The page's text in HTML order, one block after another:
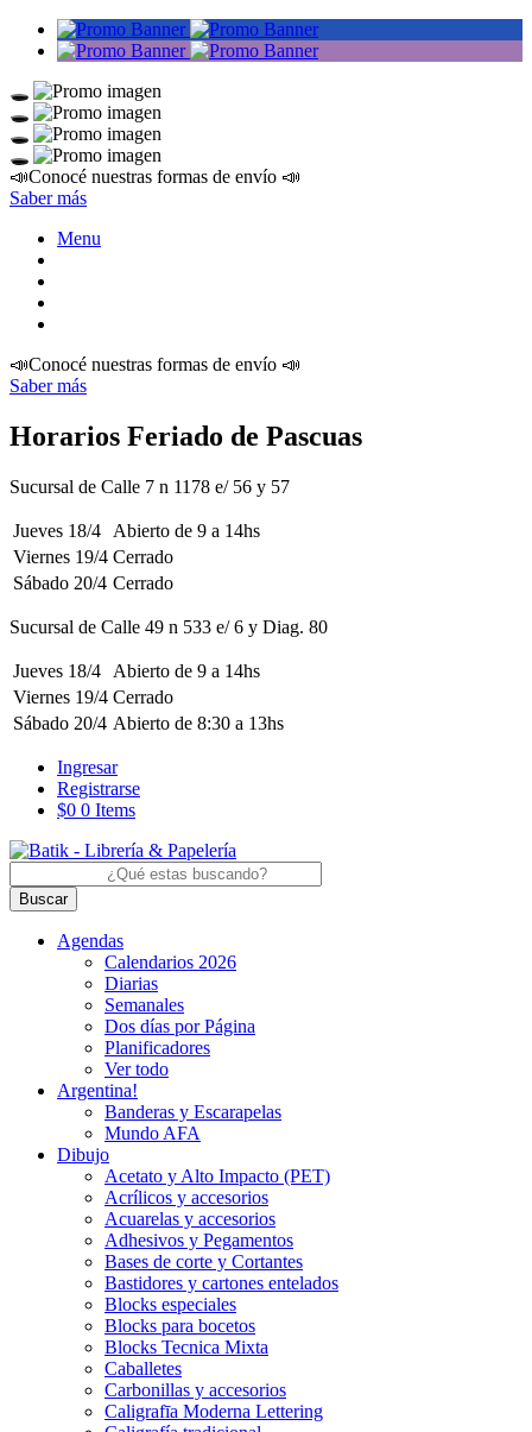
📣Conocé nuestras formas de envío 📣
Saber más
Menu
📣Conocé nuestras formas de envío 📣
Saber más
Horarios Feriado de Pascuas
Sucursal de Calle 7 n 1178 e/ 56 y 57
Jueves 18/4 Abierto de 9 a 14hs
Viernes 19/4 Cerrado
Sábado 20/4 Cerrado
Sucursal de Calle 49 n 533 e/ 6 y Diag. 80
Jueves 18/4 Abierto de 9 a 14hs
Viernes 19/4 Cerrado
Sábado 20/4 Abierto de 8:30 a 13hs
Ingresar
Registrarse
$0 0 Items
Buscar
Agendas
Calendarios 2026
Diarias
Semanales
Dos días por Página
Planificadores
Ver todo
Argentina!
Banderas y Escarapelas
Mundo AFA
Dibujo
Acetato y Alto Impacto (PET)
Acrílicos y accesorios
Acuarelas y accesorios
Adhesivos y Pegamentos
Bases de corte y Cortantes
Bastidores y cartones entelados
Blocks especiales
Blocks para bocetos
Blocks Tecnica Mixta
Caballetes
Carbonillas y accesorios
Caligrafīa Moderna Lettering